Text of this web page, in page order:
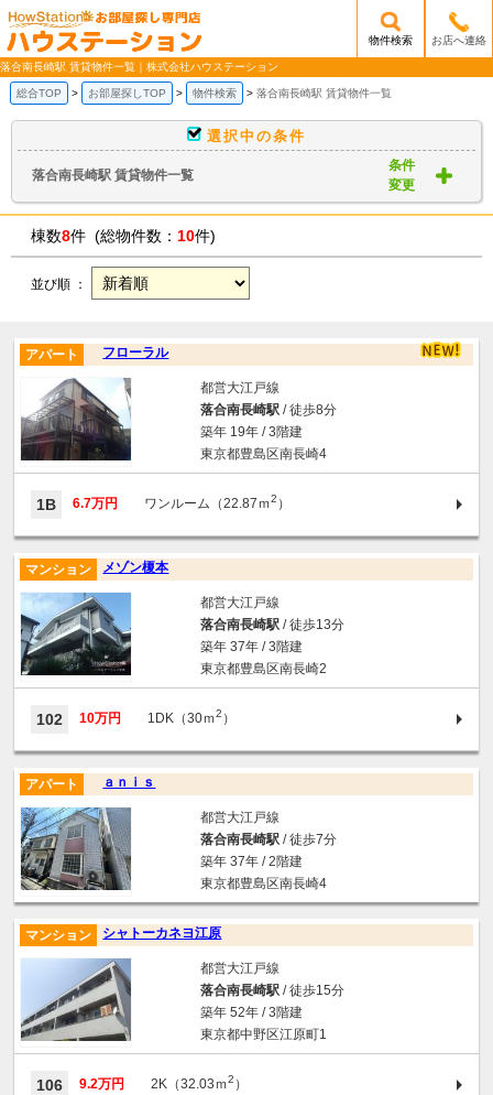
/mobile_img/head-logo.png
物件検索 お店へ連絡
落合南長崎駅 賃貸物件一覧｜株式会社ハウステーション
総合TOP お部屋探しTOP 物件検索 落合南長崎駅 賃貸物件一覧
選択中の条件
落合南長崎駅 賃貸物件一覧
条件
変更
棟数8件 (総物件数： 10件)
並び順 ：
フローラル
アパート
都営大江戸線
落合南長崎駅/ 徒歩8分
築年 19年 / 3階建
東京都豊島区南長崎4
1B 6.7万円 ワンルーム（22.87ｍ2 ）
メゾン榎本
マンション
都営大江戸線
落合南長崎駅/ 徒歩13分
築年 37年 / 3階建
東京都豊島区南長崎2
102 10万円 1DK（30ｍ2 ）
ａｎｉｓ
アパート
都営大江戸線
落合南長崎駅/ 徒歩7分
築年 37年 / 2階建
東京都豊島区南長崎4
シャトーカネヨ江原
マンション
都営大江戸線
落合南長崎駅/ 徒歩15分
築年 52年 / 3階建
東京都中野区江原町1
106 9.2万円 2K（32.03ｍ2 ）